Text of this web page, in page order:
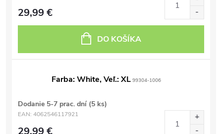
29,99 €
DO KOŠÍKA
Farba: White, Veľ.: XL 99304-1006
Dodanie 5-7 prac. dní (5 ks)
EAN: 4062546117921
29,99 €